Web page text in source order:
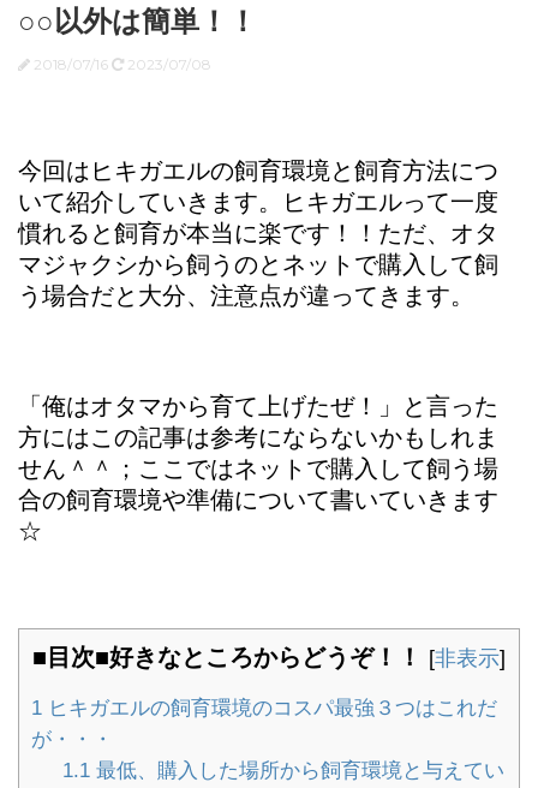
○○以外は簡単！！
2018/07/16 2023/07/08
今回はヒキガエルの飼育環境と飼育方法につ
いて紹介していきます。ヒキガエルって一度
慣れると飼育が本当に楽です！！ただ、オタ
マジャクシから飼うのとネットで購入して飼
う場合だと大分、注意点が違ってきます。
「俺はオタマから育て上げたぜ！」と言った
方にはこの記事は参考にならないかもしれま
せん＾＾；ここではネットで購入して飼う場
合の飼育環境や準備について書いていきます
☆
■目次■好きなところからどうぞ！！ [非表示]
1 ヒキガエルの飼育環境のコスパ最強３つはこれだ
が・・・
1.1最低、購入した場所から飼育環境と与えてい